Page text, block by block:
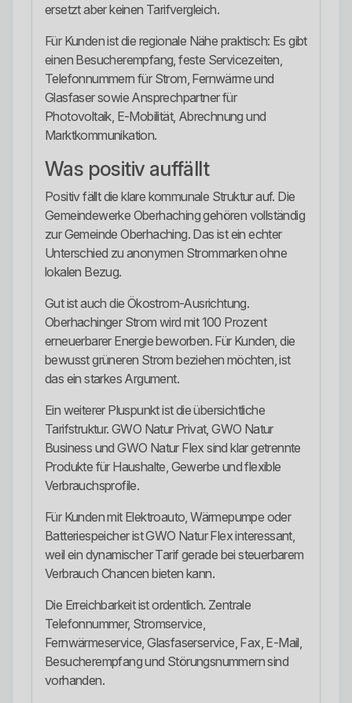
ersetzt aber keinen Tarifvergleich.
Für Kunden ist die regionale Nähe praktisch: Es gibt
einen Besucherempfang, feste Servicezeiten,
Telefonnummern für Strom, Fernwärme und
Glasfaser sowie Ansprechpartner für
Photovoltaik, E-Mobilität, Abrechnung und
Marktkommunikation.
Was positiv auffällt
Positiv fällt die klare kommunale Struktur auf. Die
Gemeindewerke Oberhaching gehören vollständig
zur Gemeinde Oberhaching. Das ist ein echter
Unterschied zu anonymen Strommarken ohne
lokalen Bezug.
Gut ist auch die Ökostrom-Ausrichtung.
Oberhachinger Strom wird mit 100 Prozent
erneuerbarer Energie beworben. Für Kunden, die
bewusst grüneren Strom beziehen möchten, ist
das ein starkes Argument.
Ein weiterer Pluspunkt ist die übersichtliche
Tarifstruktur. GWO Natur Privat, GWO Natur
Business und GWO Natur Flex sind klar getrennte
Produkte für Haushalte, Gewerbe und flexible
Verbrauchsprofile.
Für Kunden mit Elektroauto, Wärmepumpe oder
Batteriespeicher ist GWO Natur Flex interessant,
weil ein dynamischer Tarif gerade bei steuerbarem
Verbrauch Chancen bieten kann.
Die Erreichbarkeit ist ordentlich. Zentrale
Telefonnummer, Stromservice,
Fernwärmeservice, Glasfaserservice, Fax, E-Mail,
Besucherempfang und Störungsnummern sind
vorhanden.